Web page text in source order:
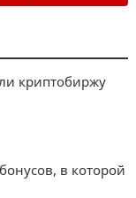
криптобиржу
в которой